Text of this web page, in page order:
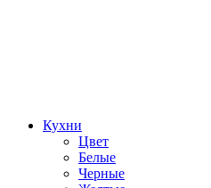
Кухни
Цвет
Белые
Черные